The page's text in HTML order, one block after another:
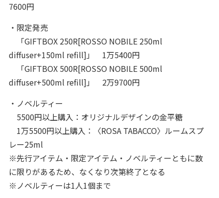
7600円
・限定発売
「GIFTBOX 250R[ROSSO NOBILE 250ml
diffuser+150ml refill]」 1万5400円
「GIFTBOX 500R[ROSSO NOBILE 500ml
diffuser+500ml refill]」 2万9700円
・ノベルティー
5500円以上購入：オリジナルデザインの金平糖
1万5500円以上購入：〈ROSA TABACCO〉ルームスプ
レー25ml
※先行アイテム・限定アイテム・ノベルティーともに数
に限りがあるため、なくなり次第終了となる
※ノベルティーは1人1個まで